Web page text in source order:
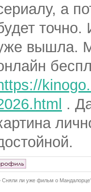
а
точно.
вышла.
.
Сняли ли уже фильм о